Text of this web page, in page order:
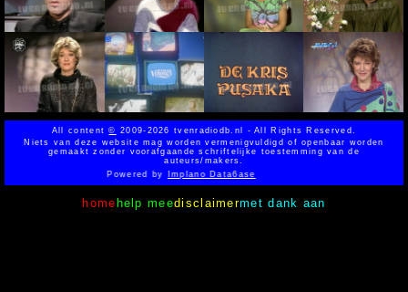
All content© 2009-2026 tvenradiodb.nl - All Rights Reserved.
Niets van deze website mag worden vermenigvuldigd of openbaar worden
gemaakt zonder voorafgaande schriftelijke toestemming van de
auteurs/makers.
Powered byImplano Data6ase
home help meedisclaimermet dank aan